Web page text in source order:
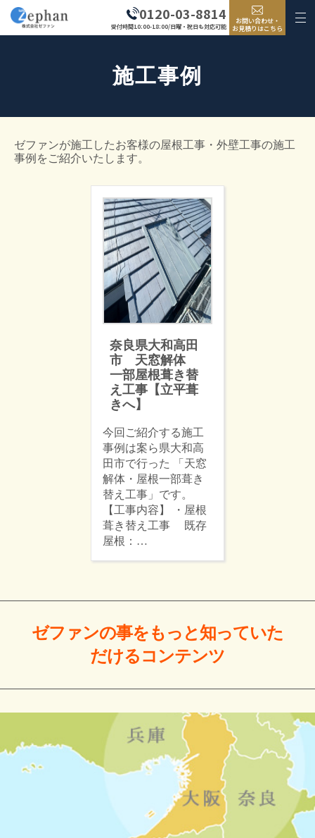
0120-03-8814
受付時間10:00-18:00/日曜・祝日も対応可能
お問い合わせ・
お見積りはこちら
施工事例
ゼファンが施工したお客様の屋根工事・外壁工事の施工
事例をご紹介いたします。
奈良県大和高田
市 天窓解体
一部屋根葺き替
え工事【立平葺
きへ】
今回ご紹介する施工
事例は案ら県大和高
田市で行った 「天窓
解体・屋根一部葺き
替え工事」です。
【工事内容】 ・屋根
葺き替え工事 既存
屋根：…
ゼファンの事をもっと知っていた
だけるコンテンツ